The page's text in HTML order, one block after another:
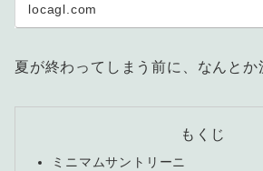
locagl.com
夏が終わってしまう前に、なんとか
もくじ
ミニマムサントリーニ